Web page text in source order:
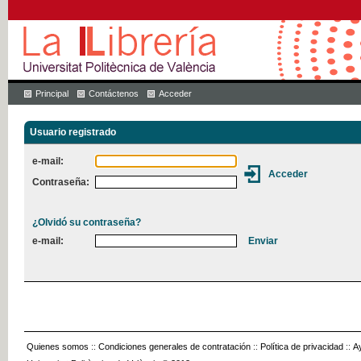
Principal Contáctenos Acceder
Usuario registrado
e-mail:
Contraseña:
¿Olvidó su contraseña?
e-mail:
Quienes somos :: Condiciones generales de contratación :: Política de privacidad ::